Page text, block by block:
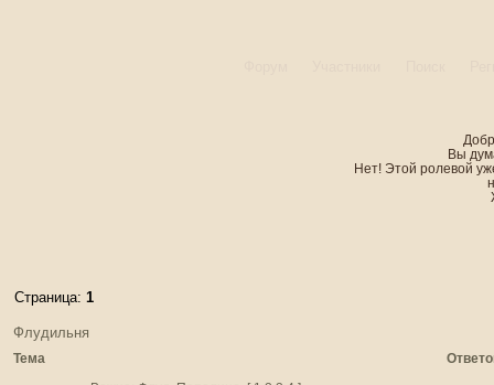
Вы
Нет! Этой ролевой
Флудильня
Страница: 1
Тема